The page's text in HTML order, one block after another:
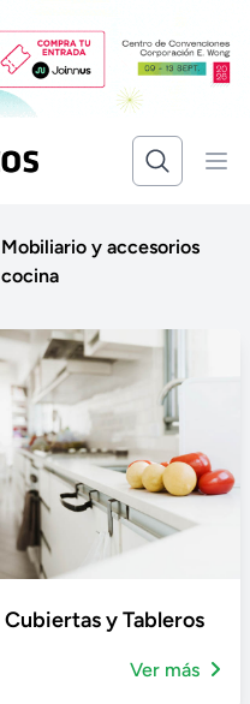
Mobiliario y accesorios
cocina
Cubiertas y Tableros
Ver más